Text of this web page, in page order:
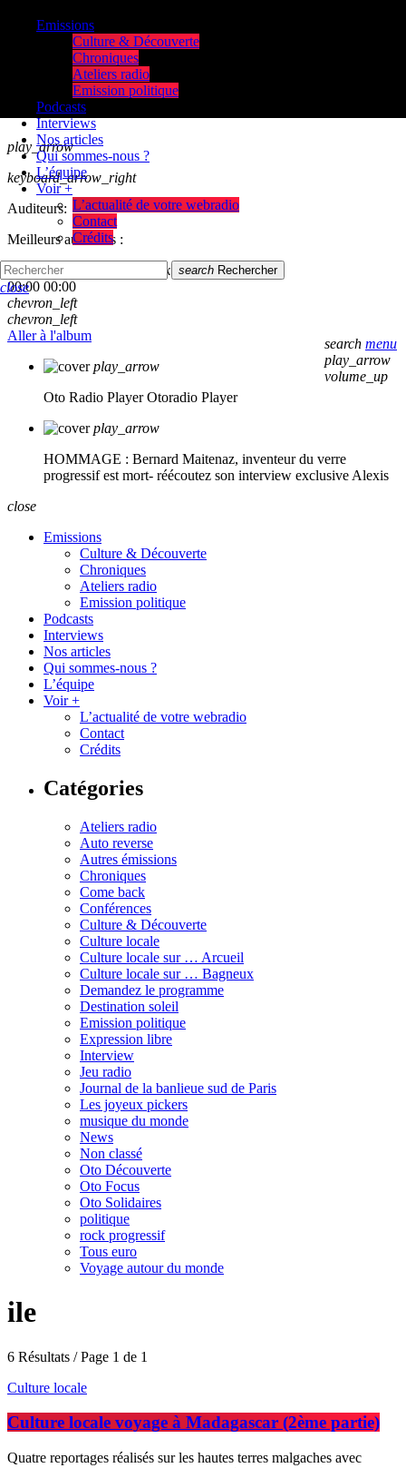
play_arrow
keyboard_arrow_right
Auditeurs:
Meilleurs auditeurs :
skip_previous
skip_next
00:00 00:00
chevron_left
chevron_left
Aller à l'album
play_arrow
Oto Radio Player Otoradio Player
play_arrow
HOMMAGE : Bernard Maitenaz, inventeur du verre
progressif est mort- réécoutez son interview exclusive Alexis
Emissions
Culture & Découverte
Chroniques
Ateliers radio
Emission politique
Podcasts
Interviews
Nos articles
Qui sommes-nous ?
L’équipe
Voir +
L’actualité de votre webradio
Contact
Crédits
search menu
play_arrow
volume_up
search Rechercher
close
close
Emissions
Culture & Découverte
Chroniques
Ateliers radio
Emission politique
Podcasts
Interviews
Nos articles
Qui sommes-nous ?
L’équipe
Voir +
L’actualité de votre webradio
Contact
Crédits
Catégories
Ateliers radio
Auto reverse
Autres émissions
Chroniques
Come back
Conférences
Culture & Découverte
Culture locale
Culture locale sur … Arcueil
Culture locale sur … Bagneux
Demandez le programme
Destination soleil
Emission politique
Expression libre
Interview
Jeu radio
Journal de la banlieue sud de Paris
Les joyeux pickers
musique du monde
News
Non classé
Oto Découverte
Oto Focus
Oto Solidaires
politique
rock progressif
Tous euro
Voyage autour du monde
ile
6 Résultats / Page 1 de 1
Culture locale
Culture locale voyage à Madagascar (2ème partie)
Quatre reportages réalisés sur les hautes terres malgaches avec